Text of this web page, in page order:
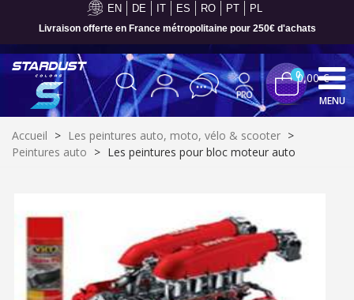
EN DE IT ES RO PT PL
Livraison offerte en France métropolitaine pour 250€ d'achats
00,00 €
MENU
Accueil > Les peintures auto, moto, vélo & scooter >
Peintures auto > Les peintures pour bloc moteur auto